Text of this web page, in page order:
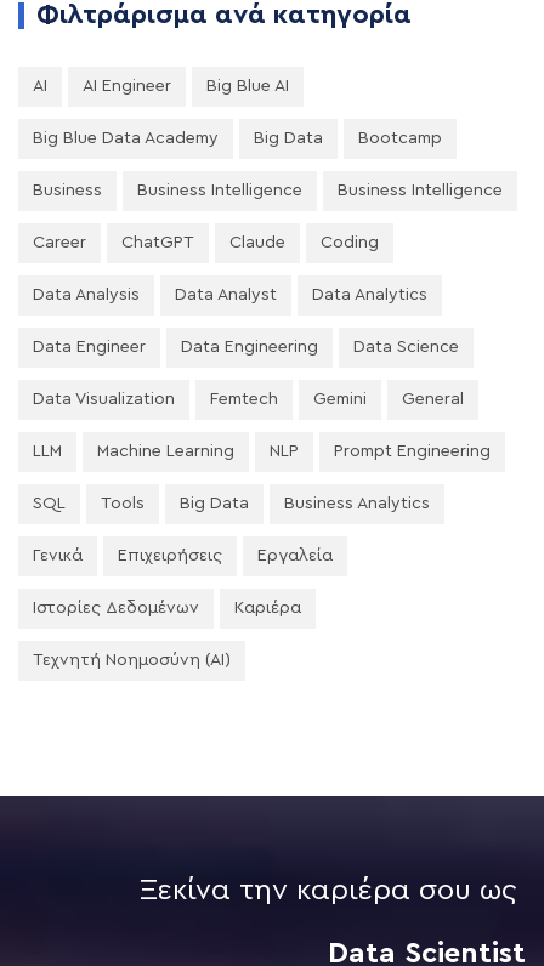
Φιλτράρισμα ανά κατηγορία
AI AI Engineer Big Blue AI
Big Blue Data Academy Big Data Bootcamp
Business Business Intelligence Business Intelligence
Career ChatGPT Claude Coding
Data Analysis Data Analyst Data Analytics
Data Engineer Data Engineering Data Science
Data Visualization Femtech Gemini General
LLM Machine Learning NLP Prompt Engineering
SQL Tools Big Data Business Analytics
Γενικά Επιχειρήσεις Εργαλεία
Ιστορίες Δεδομένων Καριέρα
Τεχνητή Νοημοσύνη (AI)
Ξεκίνα την καριέρα σου ως
Data Scientist